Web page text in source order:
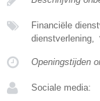
Financiële
dienstverlening,
Openingstijden
Sociale media: